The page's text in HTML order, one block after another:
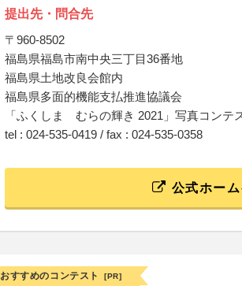
提出先・問合先
〒960-8502
福島県福島市南中央三丁目36番地
福島県土地改良会館内
福島県多面的機能支払推進協議会
「ふくしま むらの輝き 2021」写真コンテ
tel : 024-535-0419 / fax : 024-535-0358
公式ホー
おすすめのコンテスト [PR]